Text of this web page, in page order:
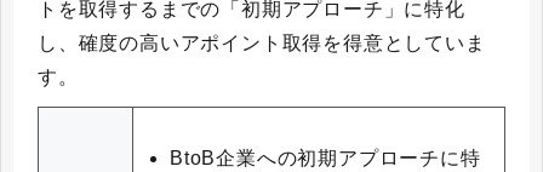
トを取得するまでの「初期アプローチ」に特化
し、確度の高いアポイント取得を得意としていま
す。
BtoB企業への初期アプローチに特